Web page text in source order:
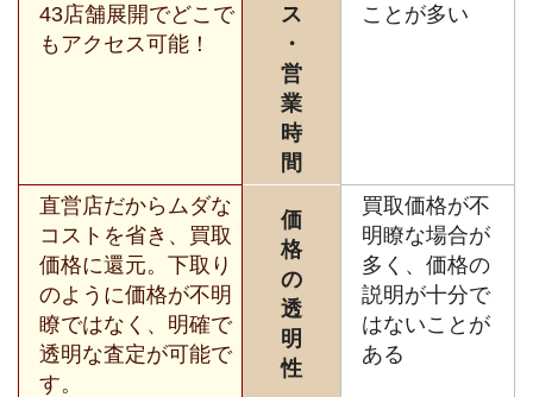
43店舗展開でどこで
もアクセス可能！
ス
・
営
業
時
間
ことが多い
直営店だからムダな
コストを省き、買取
価格に還元。下取り
のように価格が不明
瞭ではなく、明確で
透明な査定が可能で
す。
価
格
の
透
明
性
買取価格が不
明瞭な場合が
多く、価格の
説明が十分で
はないことが
ある